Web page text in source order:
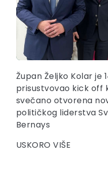
Župan Željko Kolar je
prisustvovao kick off
svečano otvorena
političkog liderstva
Bernays
USKORO VIŠE